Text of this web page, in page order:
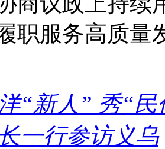
职服务高质量
洋“新人” 秀“民
一行参访义乌